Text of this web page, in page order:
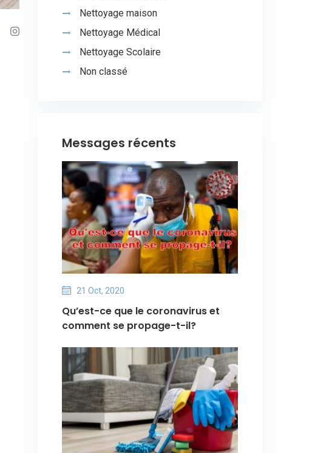
Nettoyage maison
Nettoyage Médical
Nettoyage Scolaire
Non classé
Messages récents
21 Oct, 2020
Qu’est-ce que le coronavirus et
comment se propage-t-il?